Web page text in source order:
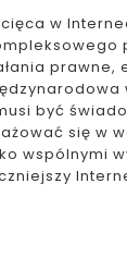
w
prawne,
być
się w
wspólnymi